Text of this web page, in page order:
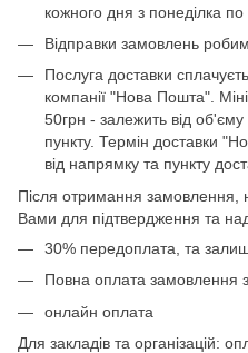
кожного дня з понеділка
Відправки замовлень
Послуга доставки
компанії "Нова Пошта".
50грн - залежить від
пункту. Термін доставки
від напрямку та пункту
Після отримання замовлення,
Вами для підтвердження та
30% передоплата, та
Повна оплата замовлення
онлайн оплата
Для закладів та організацій: